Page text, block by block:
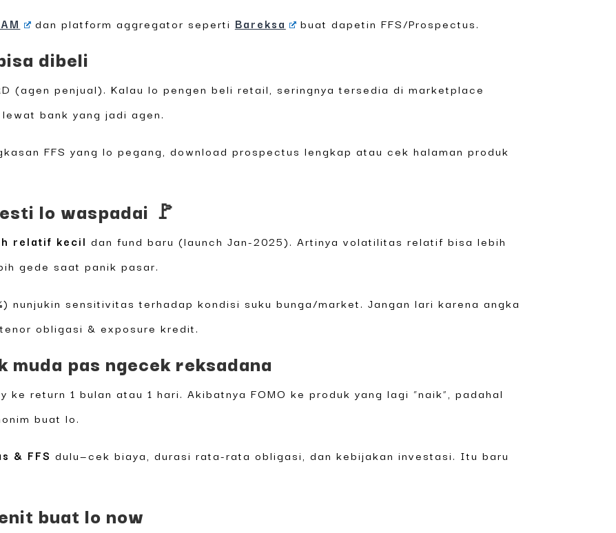
dan platform aggregator seperti Bareksa buat dapetin FFS/Prospectus.
dibeli
(agen penjual). Kalau lo pengen beli retail, seringnya tersedia di marketplace
bank yang jadi agen.
FFS yang lo pegang, download prospectus lengkap atau cek halaman produk
lo waspadai 🚩
relatif kecil dan fund baru (launch Jan-2025). Artinya volatilitas relatif bisa lebih
gede saat panik pasar.
nunjukin sensitivitas terhadap kondisi suku bunga/market. Jangan lari karena angka
obligasi & exposure kredit.
muda pas ngecek reksadana
return 1 bulan atau 1 hari. Akibatnya FOMO ke produk yang lagi “naik”, padahal
buat lo.
& FFS dulu—cek biaya, durasi rata-rata obligasi, dan kebijakan investasi. Itu baru
buat lo now